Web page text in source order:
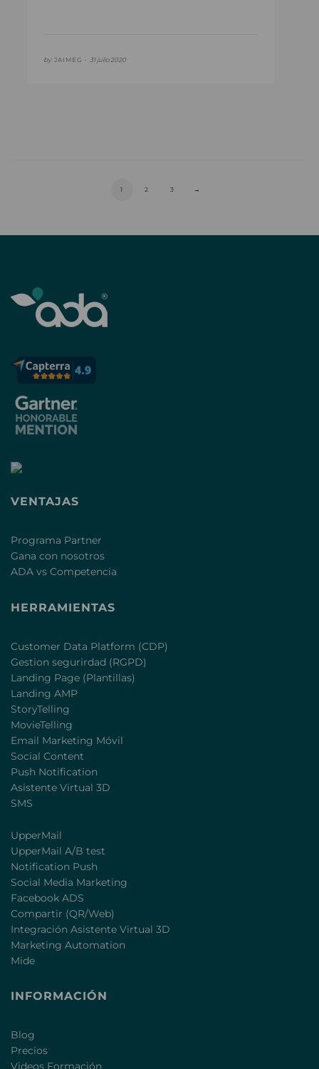
by JAIMEG • 31 julio 2020
1 2 3 →
VENTAJAS
Programa Partner
Gana con nosotros
ADA vs Competencia
HERRAMIENTAS
Customer Data Platform (CDP)
Gestion segurirdad (RGPD)
Landing Page (Plantillas)
Landing AMP
StoryTelling
MovieTelling
Email Marketing Móvil
Social Content
Push Notification
Asistente Virtual 3D
SMS
UpperMail
UpperMail A/B test
Notification Push
Social Media Marketing
Facebook ADS
Compartir (QR/Web)
Integración Asistente Virtual 3D
Marketing Automation
Mide
INFORMACIÓN
Blog
Precios
Videos Formación